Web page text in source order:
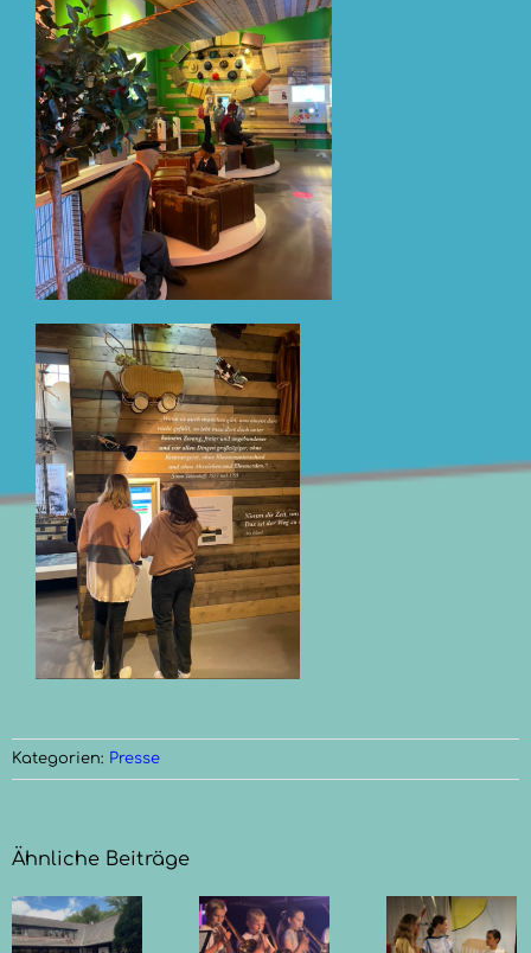
Kategorien: Presse
Ähnliche Beiträge
Götter,